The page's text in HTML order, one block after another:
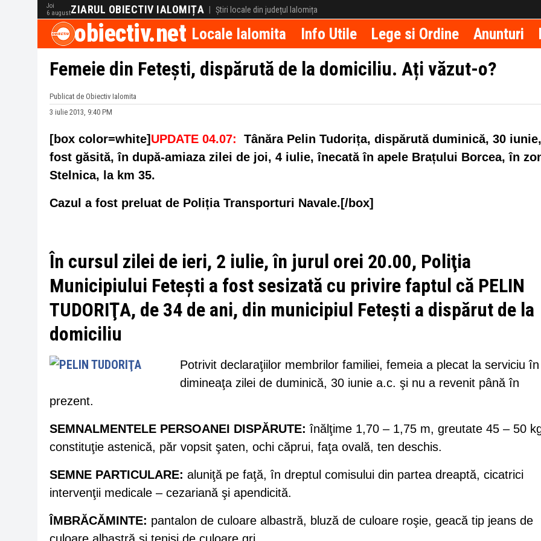
Joi
6 augustZIARUL OBIECTIV IALOMIȚA | Știri locale din județul Ialomița
obiectiv.net Locale Ialomita Info Utile Lege si Ordine Anunturi
Femeie din Fetești, dispărută de la domiciliu. Ați văzut-o?
Publicat de Obiectiv Ialomita
3 iulie 2013, 9:40 PM
[box color=white] UPDATE 04.07: Tânăra Pelin Tudorița, dispărută duminică, 30
fost găsită, în după-amiaza zilei de joi, 4 iulie, înecată în apele Brațului Borcea, în
Stelnica, la km 35.
Cazul a fost preluat de Poliția Transporturi Navale.[/box]
În cursul zilei de ieri, 2 iulie, în jurul orei 20.00, Poliţia
Municipiului Feteşti a fost sesizată cu privire faptul că PELIN
TUDORIŢA, de 34 de ani, din municipiul Feteşti a dispărut de la
domiciliu
Potrivit declaraţiilor membrilor familiei, femeia a plecat la serviciu în
dimineaţa zilei de duminică, 30 iunie a.c. şi nu a revenit până în
prezent.
SEMNALMENTELE PERSOANEI DISPĂRUTE: înălţime 1,70 – 1,75 m, greutate 45 – 50
constituţie astenică, păr vopsit şaten, ochi căprui, faţa ovală, ten deschis.
SEMNE PARTICULARE: aluniţă pe faţă, în dreptul comisului din partea dreaptă, cicatrici
intervenţii medicale – cezariană şi apendicită.
ÎMBRĂCĂMINTE: pantalon de culoare albastră, bluză de culoare roşie, geacă tip jeans de